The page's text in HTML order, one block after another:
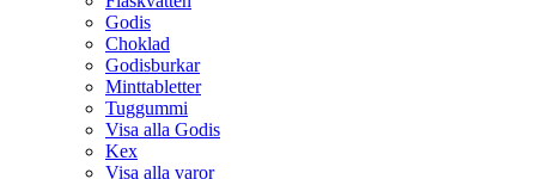
Godis
Choklad
Godisburkar
Minttabletter
Tuggummi
Visa alla Godis
Kex
Visa alla varor